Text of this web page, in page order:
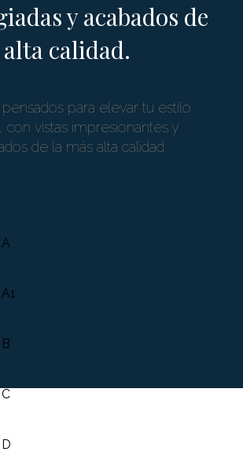
y acabados de
alta calidad.
pensados para elevar tu estilo
con vistas impresionantes y
de la más alta calidad.